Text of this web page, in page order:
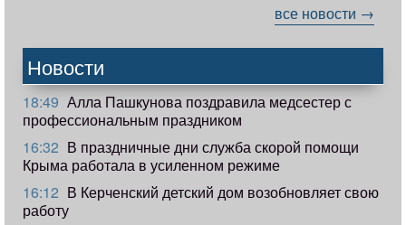
все новости →
Новости
18:49 Алла Пашкунова поздравила медсестер с
профессиональным праздником
16:32 В праздничные дни служба скорой помощи
Крыма работала в усиленном режиме
16:12 В Керченский детский дом возобновляет свою
работу